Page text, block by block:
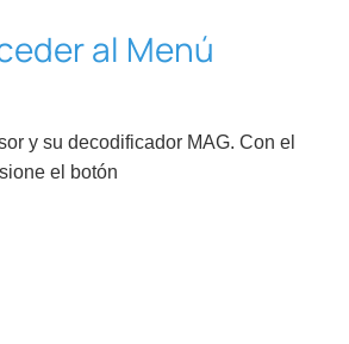
al Menú
y su decodificador MAG. Con el
el botón